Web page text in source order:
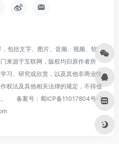
包括文字、图片、音频、视频、软
来源于互联网，版权均归原作者所
习、研究或欣赏，以及其他非商业性
权法及其他相关法律的规定，不得侵
备案号： 蜀ICP备11017804号-3